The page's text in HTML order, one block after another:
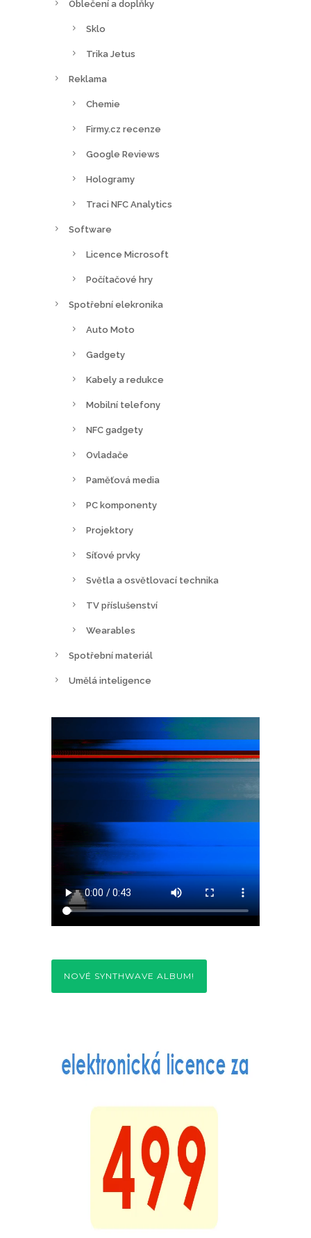
Oblečení a doplňky
Sklo
Trika Jetus
Reklama
Chemie
Firmy.cz recenze
Google Reviews
Hologramy
Traci NFC Analytics
Software
Licence Microsoft
Počítačové hry
Spotřební elekronika
Auto Moto
Gadgety
Kabely a redukce
Mobilní telefony
NFC gadgety
Ovladače
Paměťová media
PC komponenty
Projektory
Síťové prvky
Světla a osvětlovací technika
TV příslušenství
Wearables
Spotřební materiál
Umělá inteligence
NOVÉ SYNTHWAVE ALBUM!